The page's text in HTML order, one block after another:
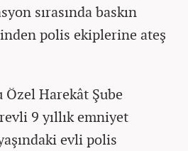
sırasında baskın
polis ekiplerine ateş
Özel Harekât Şube
9 yıllık emniyet
evli polis